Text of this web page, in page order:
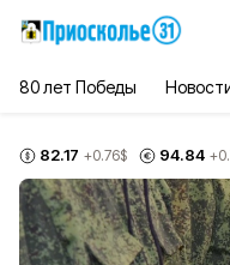
80 лет Победы
82.17 +0.76$ 94.84